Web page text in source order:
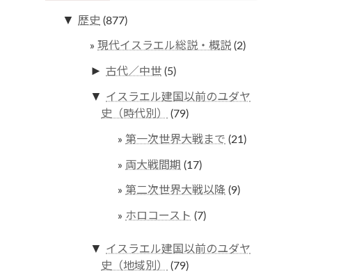
▼ 歴史 (877)
現代イスラエル総説・概説 (2)
► 古代／中世 (5)
▼
イスラエル建国以前のユダヤ
史（時代別）
(79)
第一次世界大戦まで (21)
両大戦間期 (17)
第二次世界大戦以降 (9)
ホロコースト (7)
▼
イスラエル建国以前のユダヤ
史（地域別）
(79)